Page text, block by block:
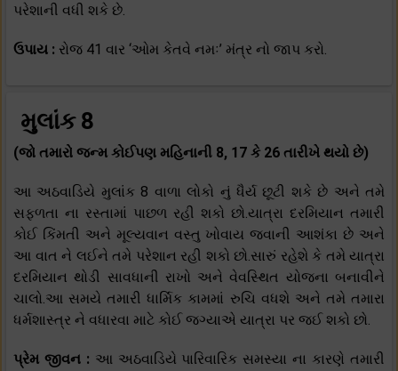
પરેશાની વધી શકે છે.
ઉપાય : રોજ 41 વાર ‘ઓમ કેતવે નમઃ’ મંત્ર નો જાપ કરો.
મુલાંક 8
(જો તમારો જન્મ કોઈપણ મહિનાની 8, 17 કે 26 તારીખે થયો છે)
આ અઠવાડિયે મુલાંક 8 વાળા લોકો નું ધૈર્ય છૂટી શકે છે અને તમે
સફળતા ના રસ્તામાં પાછળ રહી શકો છો.યાત્રા દરમિયાન તમારી
કોઈ કિંમતી અને મૂલ્યવાન વસ્તુ ખોવાય જવાની આશંકા છે અને
આ વાત ને લઈને તમે પરેશાન રહી શકો છો.સારું રહેશે કે તમે યાત્રા
દરમિયાન થોડી સાવધાની રાખો અને વેવસ્થિત યોજના બનાવીને
ચાલો.આ સમયે તમારી ધાર્મિક કામમાં રુચિ વધશે અને તમે તમારા
ધર્મશાસ્ત્ર ને વધારવા માટે કોઈ જગ્યાએ યાત્રા પર જઈ શકો છો.
પ્રેમ જીવન : આ અઠવાડિયે પારિવારિક સમસ્યા ના કારણે તમારી